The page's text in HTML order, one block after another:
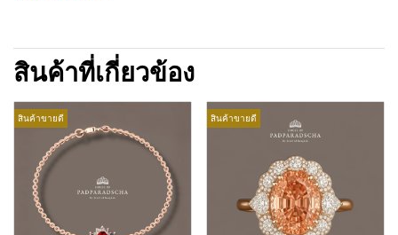
สินค้าที่เกี่ยวข้อง
สินค้าขายดี สินค้าขายดี